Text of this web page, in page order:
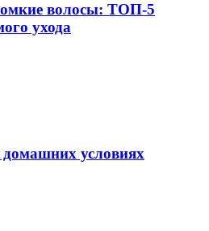
волосы: ТОП-5
ухода
условиях